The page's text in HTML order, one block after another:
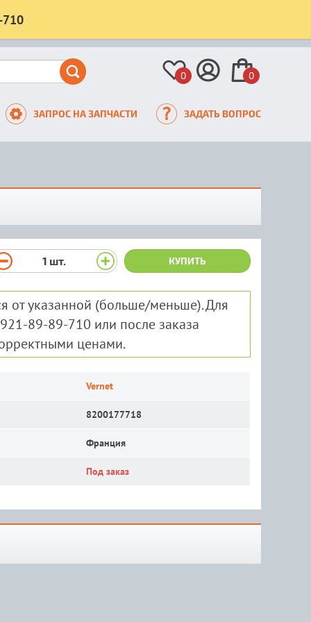
710
0 0
ЗАПРОС НА ЗАПЧАСТИ ЗАДАТЬ ВОПРОС
1 шт. КУПИТЬ
от указанной (больше/меньше). Для
89-89-710 или после заказа
ценами.
Vernet
8200177718
Франция
Под заказ